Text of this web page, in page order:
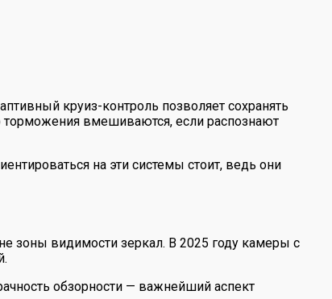
круиз-контроль позволяет сохранять
торможения вмешиваются, если распознают
на эти системы стоит, ведь они
зоны видимости зеркал. В 2025 году камеры с
обзорности — важнейший аспект